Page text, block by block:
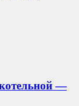
—